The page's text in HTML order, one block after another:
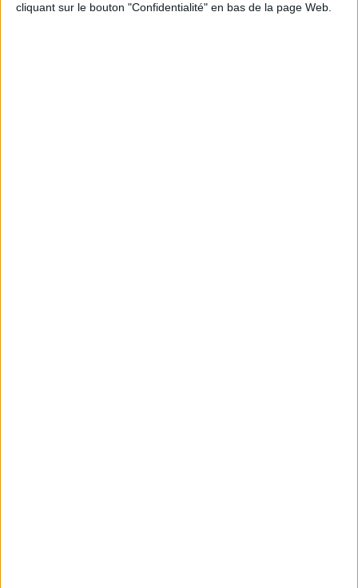
cliquant sur le bouton "Confidentialité" en bas de la page Web.